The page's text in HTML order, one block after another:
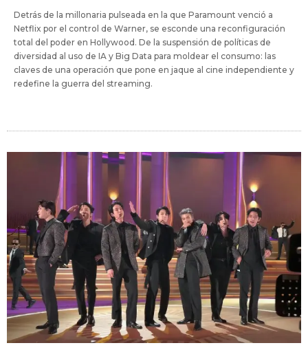
Detrás de la millonaria pulseada en la que Paramount venció a
Netflix por el control de Warner, se esconde una reconfiguración
total del poder en Hollywood. De la suspensión de políticas de
diversidad al uso de IA y Big Data para moldear el consumo: las
claves de una operación que pone en jaque al cine independiente y
redefine la guerra del streaming.